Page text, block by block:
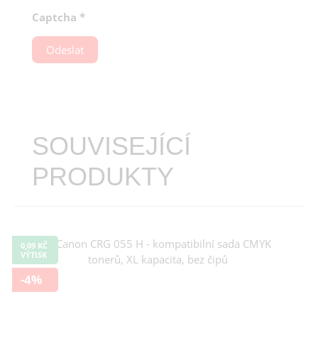
Captcha *
Odeslat
SOUVISEJÍCÍ
PRODUKTY
0,09 KČ
VÝTISK
-4%